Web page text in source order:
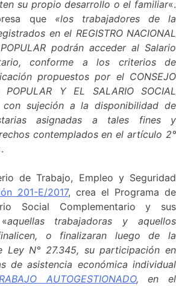
su propio desarrollo o el familiar«.
que «los trabajadores de la
en el REGISTRO NACIONAL
podrán acceder al Salario
conforme a los criterios de
propuestos por el CONSEJO
Y EL SALARIO SOCIAL
con sujeción a la disponibilidad de
asignadas a tales fines y
contemplados en el artículo 2°
de Trabajo, Empleo y Seguridad
201-E/2017, crea el Programa de
Social Complementario y sus
aquellas trabajadoras y aquellos
o finalizaran luego de la
Ley N° 27.345, su participación en
de asistencia económica individual
AUTOGESTIONADO, en el